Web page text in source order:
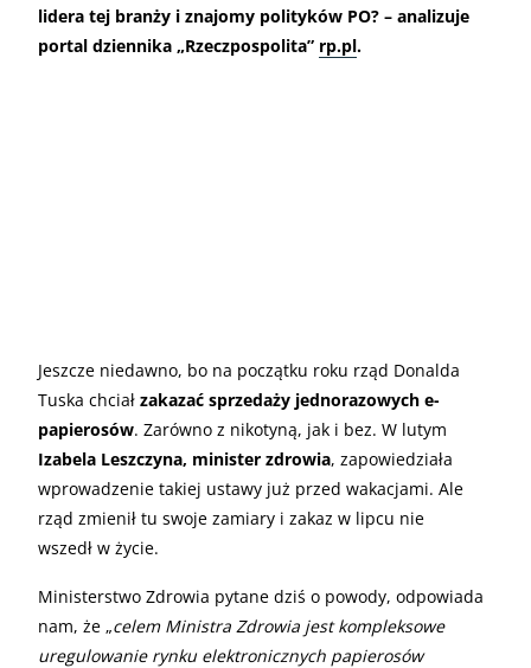
lidera tej branży i znajomy polityków PO? – analizuje
portal dziennika „Rzeczpospolita” rp.pl.
Jeszcze niedawno, bo na początku roku rząd Donalda
Tuska chciał zakazać sprzedaży jednorazowych e-
papierosów. Zarówno z nikotyną, jak i bez. W lutym
Izabela Leszczyna, minister zdrowia, zapowiedziała
wprowadzenie takiej ustawy już przed wakacjami. Ale
rząd zmienił tu swoje zamiary i zakaz w lipcu nie
wszedł w życie.
Ministerstwo Zdrowia pytane dziś o powody, odpowiada
nam, że „celem Ministra Zdrowia jest kompleksowe
uregulowanie rynku elektronicznych papierosów